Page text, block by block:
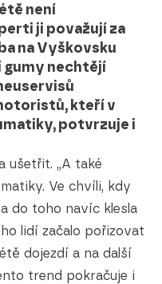
není
ji považují za
na Vyškovsku
gumy nechtějí
kteří v
potvrzuje i
ušetřit. „A také
Ve chvíli, kdy
do toho navíc klesla
lidí začalo pořizovat
dojezdí a na další
trend pokračuje i